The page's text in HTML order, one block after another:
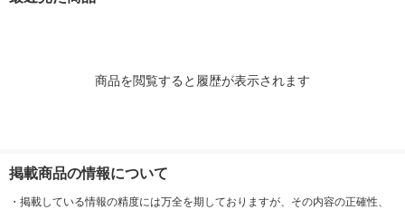
商品を閲覧すると履歴が表示されます
掲載商品の情報について
・ 掲載している情報の精度には万全を期しておりますが、その内容の正確性、